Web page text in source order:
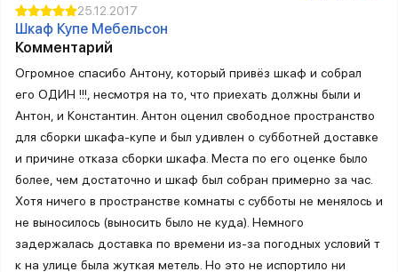
25.12.2017
Шкаф Купе Мебельсон
Комментарий
Огромное спасибо Антону, который привёз шкаф и собрал
его ОДИН !!!, несмотря на то, что приехать должны были и
Антон, и Константин. Антон оценил свободное пространство
для сборки шкафа-купе и был удивлен о субботней доставке
и причине отказа сборки шкафа. Места по его оценке было
более, чем достаточно и шкаф был собран примерно за час.
Хотя ничего в пространстве комнаты с субботы не менялось и
не выносилось (выносить было не куда). Немного
задержалась доставка по времени из-за погодных условий т
к на улице была жуткая метель. Но это не испортило ни